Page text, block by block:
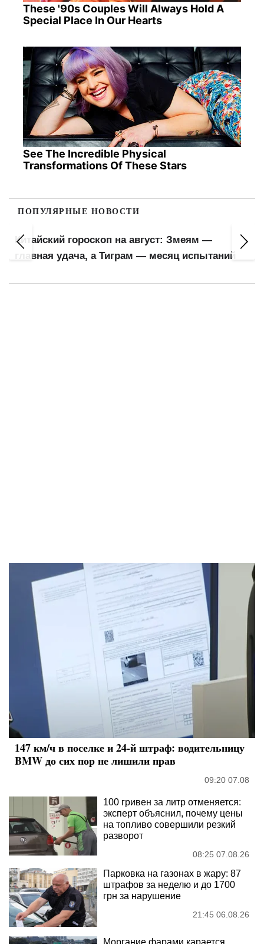
These '90s Couples Will Always Hold A
Special Place In Our Hearts
See The Incredible Physical
Transformations Of These Stars
ПОПУЛЯРНЫЕ НОВОСТИ
Китайский гороскоп на август: Змеям —
главная удача, а Тиграм — месяц испытаний
147 км/ч в поселке и 24-й штраф: водительницу
BMW до сих пор не лишили прав
09:20 07.08
100 гривен за литр отменяется:
эксперт объяснил, почему цены
на топливо совершили резкий
разворот
08:25 07.08.26
Парковка на газонах в жару: 87
штрафов за неделю и до 1700
грн за нарушение
21:45 06.08.26
Моргание фарами карается